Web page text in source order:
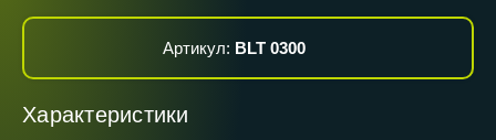
Артикул: BLT 0300
Характеристики